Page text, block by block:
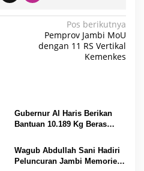
Pos berikutnya
Pemprov Jambi MoU
dengan 11 RS Vertikal
Kemenkes
Gubernur Al Haris Berikan
Bantuan 10.189 Kg Beras
Sarolangun
Wagub Abdullah Sani Hadiri
Peluncuran Jambi Memories